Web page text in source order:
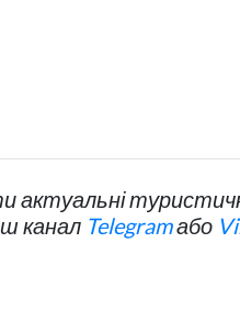
канал Telegramабо